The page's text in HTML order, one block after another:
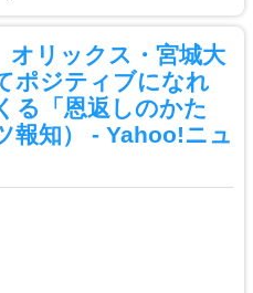
リックス・宮城大
ポジティブになれ
「恩返しのかた
報知） - Yahoo!ニュ